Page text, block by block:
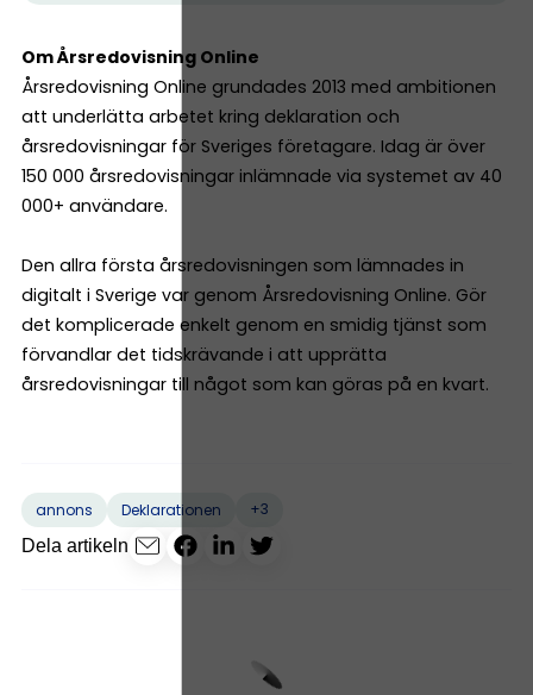
Om Årsredovisning Online
Årsredovisning Online grundades 2013 med ambitionen
att underlätta arbetet kring deklaration och
årsredovisningar för Sveriges företagare. Idag är över
150 000 årsredovisningar inlämnade via systemet av 40
000+ användare.
Den allra första årsredovisningen som lämnades in
digitalt i Sverige var genom Årsredovisning Online. Gör
det komplicerade enkelt genom en smidig tjänst som
förvandlar det tidskrävande i att upprätta
årsredovisningar till något som kan göras på en kvart.
annons Deklarationen
+3
Dela artikeln